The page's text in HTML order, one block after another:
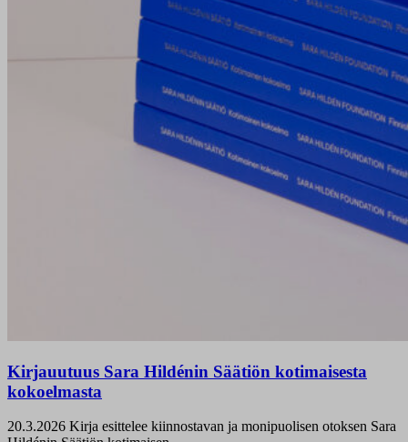
Kirjauutuus Sara Hildénin Säätiön kotimaisesta
kokoelmasta
20.3.2026 Kirja esittelee kiinnostavan ja monipuolisen otoksen Sara